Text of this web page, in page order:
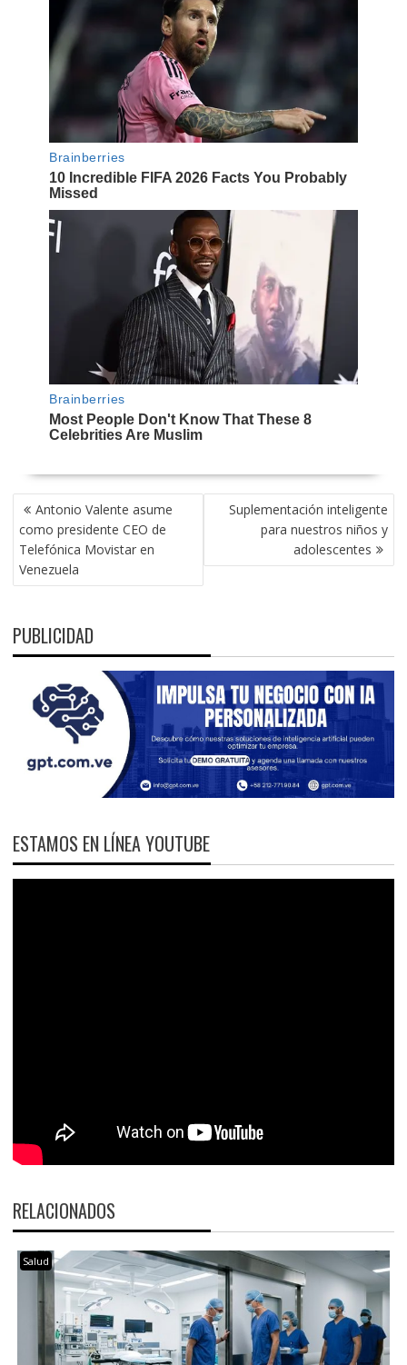
NAVEGACIÓN
DE
ENTRADAS
Antonio Valente asume
como presidente CEO de
Telefónica Movistar en
Venezuela
Suplementación inteligente
para nuestros niños y
adolescentes
PUBLICIDAD
ESTAMOS EN LÍNEA YOUTUBE
RELACIONADOS
Salud